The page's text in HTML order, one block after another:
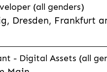
(all genders)
Dresden, Frankfurt
- Digital Assets (all